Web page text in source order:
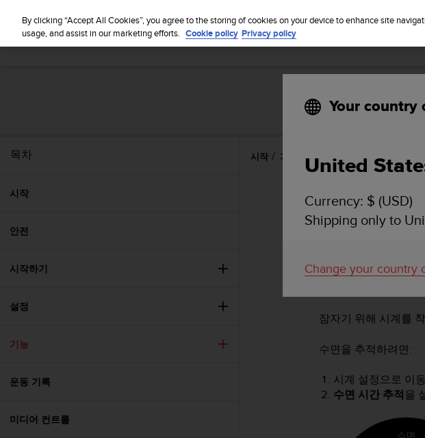
목차
시작
안전
시작하기
설정
기능
운동 기록
미디어 컨트롤
시작 기능 수면 추적
밤에 잠을 잘 자는 것
얼마나 많이 수면을
잠자기 위해 시계를
수면을 추적하려면:
시계 설정으로 이
수면 시간 추적을
Your country
United
Currency: $ (USD)
Shipping only to
Change your country
By clicking “Accept All Cookies”, you agree to the storing of cookies on your device to enhance site
usage, and assist in our marketing efforts. Cookie policy Privacy policy